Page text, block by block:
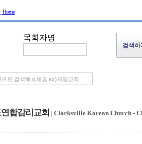
Home
목회자명
합감리교회 | Clarksville Korean Church -